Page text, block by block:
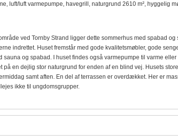
luft/luft varmepumpe, havegrill, naturgrund 2610 m², hyggelig
ved Tornby Strand ligger dette sommerhus med spabad
indrettet. Huset fremstår med gode kvalitetsmøbler, gode
og spabad. I huset findes også varmepumpe til varme eller
en dejlig stor naturgrund for enden af en blind vej. Husets
samt aften. En del af terrassen er overdækket. Her er
ikke til ungdomsgrupper.